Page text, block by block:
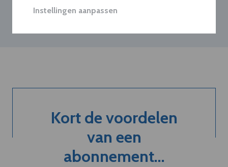
Instellingen aanpassen
LEGALFLY
Kort de voordelen
van een
abonnement...